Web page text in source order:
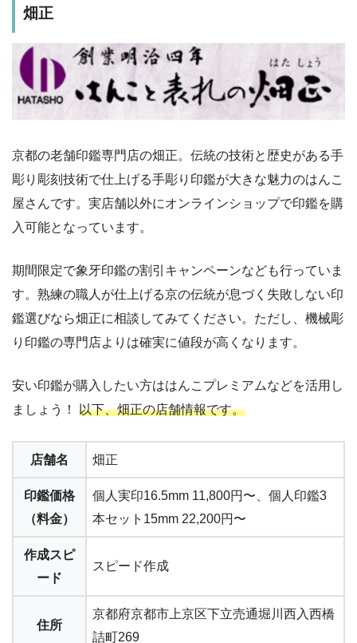
畑正
京都の老舗印鑑専門店の畑正。伝統の技術と歴史がある手
彫り彫刻技術で仕上げる手彫り印鑑が大きな魅力のはんこ
屋さんです。実店舗以外にオンラインショップで印鑑を購
入可能となっています。
期間限定で象牙印鑑の割引キャンペーンなども行っていま
す。熟練の職人が仕上げる京の伝統が息づく失敗しない印
鑑選びなら畑正に相談してみてください。ただし、機械彫
り印鑑の専門店よりは確実に値段が高くなります。
安い印鑑が購入したい方ははんこプレミアムなどを活用し
ましょう！ 以下、畑正の店舗情報です。
店舗名 畑正
印鑑価格
（料金）
個人実印16.5mm 11,800円〜、個人印鑑3
本セット15mm 22,200円〜
作成スピ
ード
スピード作成
住所
京都府京都市上京区下立売通堀川西入西橋
詰町269